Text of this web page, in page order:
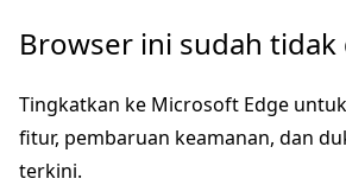
Lompati
konten
utama
Browser ini sudah
Tingkatkan ke Microsoft Edge
fitur, pembaruan keamanan, dan
terkini.